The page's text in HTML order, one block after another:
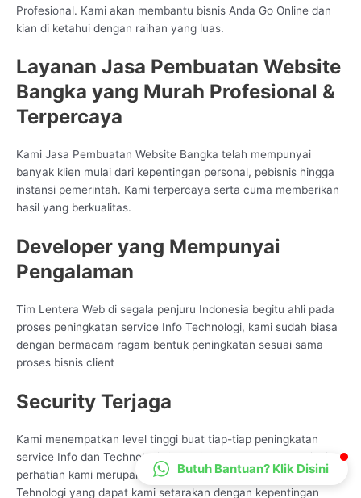
Profesional. Kami akan membantu bisnis Anda Go Online dan
kian di ketahui dengan raihan yang luas.
Layanan Jasa Pembuatan Website
Bangka yang Murah Profesional &
Terpercaya
Kami Jasa Pembuatan Website Bangka telah mempunyai
banyak klien mulai dari kepentingan personal, pebisnis hingga
instansi pemerintah. Kami terpercaya serta cuma memberikan
hasil yang berkualitas.
Developer yang Mempunyai
Pengalaman
Tim Lentera Web di segala penjuru Indonesia begitu ahli pada
proses peningkatan service Info Technologi, kami sudah biasa
dengan bermacam ragam bentuk peningkatan sesuai sama
proses bisnis client
Security Terjaga
Kami menempatkan level tinggi buat tiap-tiap peningkatan
service Info dan Technologi. Satu diantaranya yang menjadi
perhatian kami merupakan dari sudut keamanan service Data
Tehnologi yang dapat kami setarakan dengan kepentingan
CS Lenteraweb
Online
Butuh Bantuan? Klik Disini